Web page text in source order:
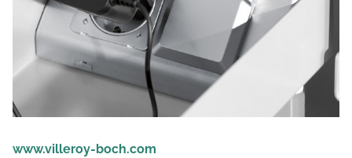
www.villeroy-boch.com